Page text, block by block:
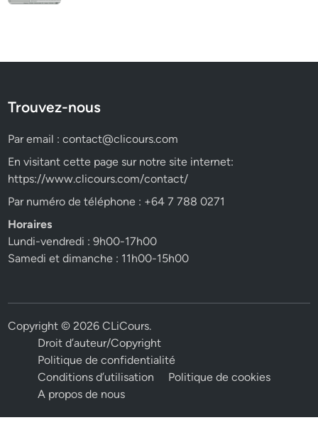
Trouvez-nous
Par email :contact@clicours.com
En visitant cette page sur notre site internet:
https://www.clicours.com/contact/
Par numéro de téléphone : +64 7 788 0271
Horaires
Lundi-vendredi : 9h00-17h00
Samedi et dimanche : 11h00-15h00
Copyright © 2026CLiCours.
Droit d’auteur/Copyright
Politique de confidentialité
Conditions d’utilisation
Politique de cookies
A propos de nous